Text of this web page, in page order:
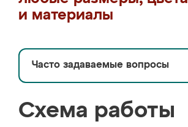
и материалы
Часто задаваемые вопросы
Схема работы